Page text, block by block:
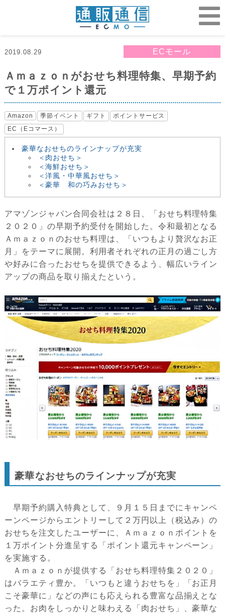
2019.08.29 ECモール
Ａｍａｚｏｎがおせち料理特集、早期予約
で１万ポイント還元
Amazon 季節イベント ギフト
ポイントサービス
EC（Eコマース）
豪華なおせちのラインナップが充実
＜肉おせち＞
＜海鮮おせち＞
＜洋風・中華風おせち＞
＜豪華 和の巧みおせち＞
アマゾンジャパン合同会社は２８日、「おせち料理特集
２０２０」の早期予約受付を開始した。令和最初となる
Ａｍａｚｏｎのおせち料理は、「いつもより贅沢なお正
月」をテーマに展開。利用者それぞれの正月の過ごし方
や好みに合ったおせちを提供できるよう、幅広いライン
アップの商品を取り揃えたという。
豪華なおせちのラインナップが充実
早期予約購入特典として、９月１５日までにキャンペ
ーンページからエントリーして２万円以上（税込み）の
おせちを注文したユーザーに、Ａｍａｚｏｎポイントを
１万ポイント分進呈する「ポイント還元キャンペーン」
を実施する。
Ａｍａｚｏｎが提供する「おせち料理特集２０２０」
はバラエティ豊か。「いつもと違うおせちを」「お正月
こそ豪華に」などの声にも応えられる豊富な品揃えとな
った。お肉をしっかりと味わえる「肉おせち」、豪華な